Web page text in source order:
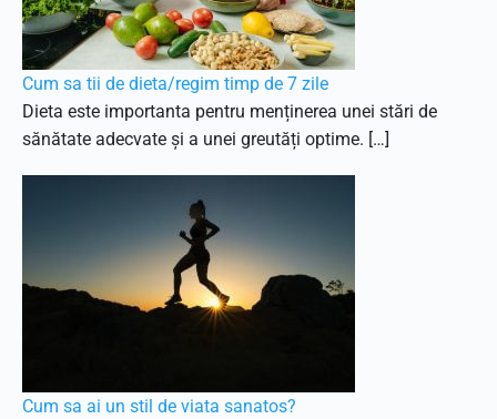
Cum sa tii de dieta/regim timp de 7 zile
Dieta este importanta pentru menținerea unei stări de
sănătate adecvate și a unei greutăți optime. […]
Cum sa ai un stil de viata sanatos?